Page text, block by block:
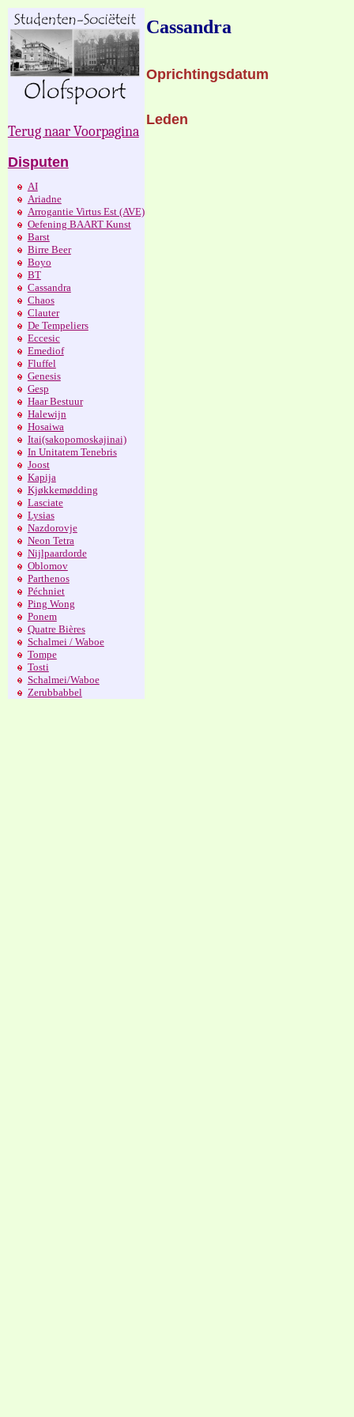
Terug naar Voorpagina
Disputen
AI
Ariadne
Arrogantie Virtus Est (AVE)
Oefening BAART Kunst
Barst
Birre Beer
Boyo
BT
Cassandra
Chaos
Clauter
De Tempeliers
Eccesic
Emediof
Fluffel
Genesis
Gesp
Haar Bestuur
Halewijn
Hosaiwa
Itai(sakopomoskajinai)
In Unitatem Tenebris
Joost
Kapija
Kjøkkemødding
Lasciate
Lysias
Nazdorovje
Neon Tetra
Nijlpaardorde
Oblomov
Parthenos
Péchniet
Ping Wong
Ponem
Quatre Bières
Schalmei / Waboe
Tompe
Tosti
Schalmei/Waboe
Zerubbabbel
Cassandra
Oprichtingsdatum
Leden